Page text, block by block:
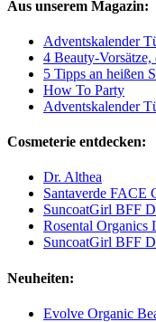
Aus unserem Magazin:
Adventskalender
4 Beauty-
5 Tipps an heißen
How To Party
Adventskalender
Cosmeterie entdecken:
Dr. Althea
Santaverde FACE
SuncoatGirl BFF
Rosental Organics
SuncoatGirl BFF
Neuheiten:
Evolve Organic